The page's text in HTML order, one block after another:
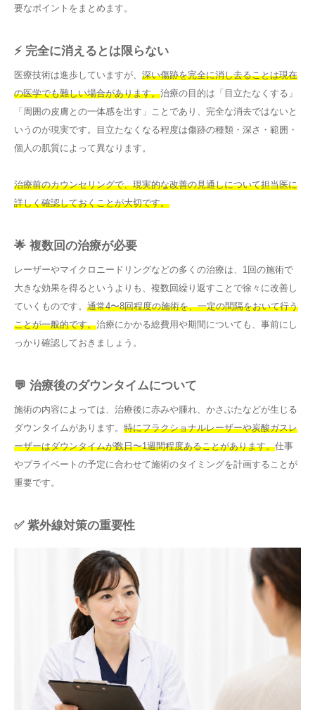
要なポイントをまとめます。
⚡ 完全に消えるとは限らない
医療技術は進歩していますが、 深い傷跡を完全に消し去ることは現在
の医学でも難しい場合があります。治療の目的は「目立たなくする」
「周囲の皮膚との一体感を出す」ことであり、完全な消去ではないと
いうのが現実です。目立たなくなる程度は傷跡の種類・深さ・範囲・
個人の肌質によって異なります。
治療前のカウンセリングで、現実的な改善の見通しについて担当医に
詳しく確認しておくことが大切です。
🌟 複数回の治療が必要
レーザーやマイクロニードリングなどの多くの治療は、1回の施術で
大きな効果を得るというよりも、複数回繰り返すことで徐々に改善し
ていくものです。 通常4〜8回程度の施術を、一定の間隔をおいて行う
ことが一般的です。治療にかかる総費用や期間についても、事前にし
っかり確認しておきましょう。
💬 治療後のダウンタイムについて
施術の内容によっては、治療後に赤みや腫れ、かさぶたなどが生じる
ダウンタイムがあります。 特にフラクショナルレーザーや炭酸ガスレ
ーザーはダウンタイムが数日〜1週間程度あることがあります。仕事
やプライベートの予定に合わせて施術のタイミングを計画することが
重要です。
✅ 紫外線対策の重要性